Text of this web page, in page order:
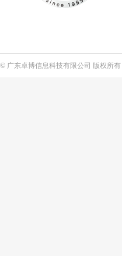
© 广东卓博信息科技有限公司 版权所有